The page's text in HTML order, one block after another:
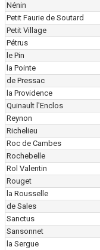
Nénin
Petit Faurie de Soutard
Petit Village
Pétrus
le Pin
la Pointe
de Pressac
la Providence
Quinault l'Enclos
Reynon
Richelieu
Roc de Cambes
Rochebelle
Rol Valentin
Rouget
la Rousselle
de Sales
Sanctus
Sansonnet
la Sergue